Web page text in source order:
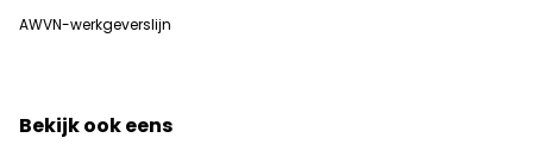
AWVN-werkgeverslijn
Bekijk ook eens